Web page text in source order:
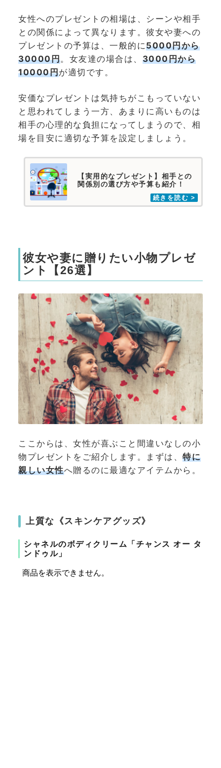
女性へのプレゼントの相場は、シーンや相手
との関係によって異なります。彼女や妻への
プレゼントの予算は、一般的に5000円から
30000円。女友達の場合は、 3000円から
10000円が適切です。
安価なプレゼントは気持ちがこもっていない
と思われてしまう一方、あまりに高いものは
相手の心理的な負担になってしまうので、相
場を目安に適切な予算を設定しましょう。
【実用的なプレゼント】相手との
関係別の選び方や予算も紹介！
彼女や妻に贈りたい小物プレゼ
ント【26選】
ここからは、女性が喜ぶこと間違いなしの小
物プレゼントをご紹介します。まずは、 特に
親しい女性へ贈るのに最適なアイテムから。
上質な《スキンケアグッズ》
シャネルのボディクリーム「チャンス オー タ
ンドゥル」